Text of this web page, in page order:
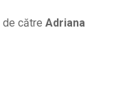
de către Adriana